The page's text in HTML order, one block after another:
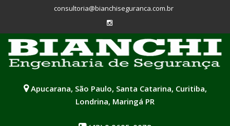
consultoria@bianchiseguranca.com.br
Apucarana, São Paulo, Santa Catarina, Curitiba,
Londrina, Maringá PR